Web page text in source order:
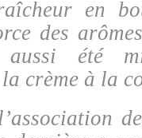
en
des
aussi été
crème à la